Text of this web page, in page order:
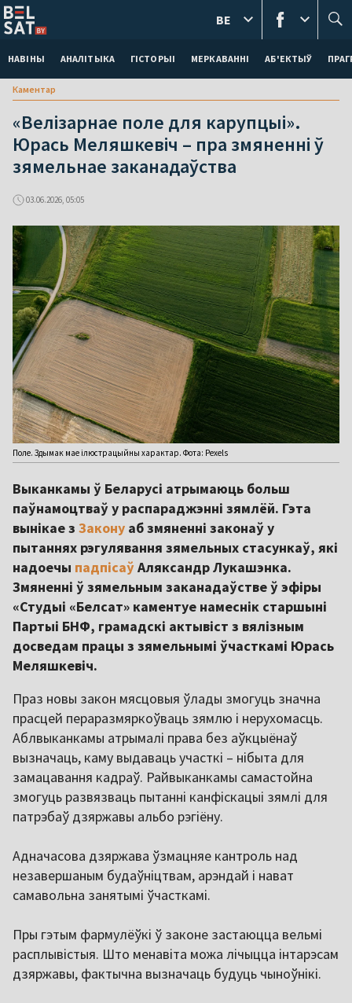
НАВІНЫ АНАЛІТЫКА ГІСТОРЫІ МЕРКАВАННI АБ'ЕКТЫЎ
BE
Каментар
«Велізарнае поле для карупцыі».
Юрась Меляшкевіч – пра змяненні ў
зямельнае заканадаўства
03.06.2026, 05:05
Поле. Здымак мае ілюстрацыйны характар. Фота: Pexels
Выканкамы ў Беларусі атрымаюць больш
паўнамоцтваў у распараджэнні зямлёй. Гэта
вынікае з Закону аб змяненні законаў у
пытаннях рэгулявання зямельных стасункаў, які
надоечы падпісаўАляксандр Лукашэнка.
Змяненні ў зямельным заканадаўстве ў эфіры
«Студыі «Белсат» каментуе намеснік старшыні
Партыі БНФ, грамадскі актывіст з вялізным
досведам працы з зямельнымі ўчасткамі Юрась
Меляшкевіч.
Праз новы закон мясцовыя ўлады змогуць значна
прасцей пераразмяркоўваць зямлю і нерухомасць.
Аблвыканкамы атрымалі права без аўкцыёнаў
вызначаць, каму выдаваць участкі – нібыта для
замацавання кадраў. Райвыканкамы самастойна
змогуць развязваць пытанні канфіскацыі зямлі для
патрэбаў дзяржавы альбо рэгіёну.
Адначасова дзяржава ўзмацняе кантроль над
незавершаным будаўніцтвам, арэндай і нават
самавольна занятымі ўчасткамі.
Пры гэтым фармулёўкі ў законе застаюцца вельмі
расплывістыя. Што менавіта можа лічыцца інтарэсам
дзяржавы, фактычна вызначаць будуць чыноўнікі.